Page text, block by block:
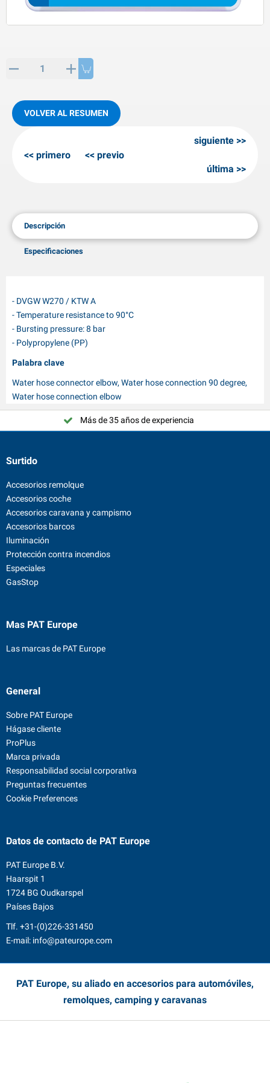
de SPP
para invierno
VOLVER AL RESUMEN
primero previo
siguiente
última
Descripción
Especificaciones
- DVGW W270 / KTW A
- Temperature resistance to 90°C
- Bursting pressure: 8 bar
- Polypropylene (PP)
Palabra clave
Water hose connector elbow, Water hose connection 90 degree,
Water hose connection elbow
Más de 35 años de experiencia
Surtido
Accesorios remolque
Accesorios coche
Accesorios caravana y campismo
Accesorios barcos
Iluminación
Protección contra incendios
Especiales
GasStop
Mas PAT Europe
Las marcas de PAT Europe
General
Sobre PAT Europe
Hágase cliente
ProPlus
Marca privada
Responsabilidad social corporativa
Preguntas frecuentes
Cookie Preferences
Datos de contacto de PAT Europe
PAT Europe B.V.
Haarspit 1
1724 BG Oudkarspel
Países Bajos
Tlf. +31-(0)226-331450
E-mail: info@pateurope.com
PAT Europe, su aliado en accesorios para automóviles,
remolques, camping y caravanas